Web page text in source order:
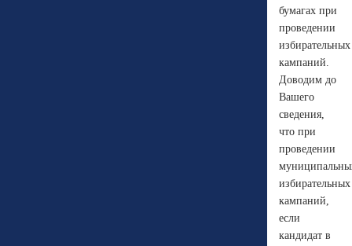
бумагах при
проведении
избирательных
кампаний.
Доводим до
Вашего
сведения,
что при
проведении
избирательных
кампаний,
если
кандидат в